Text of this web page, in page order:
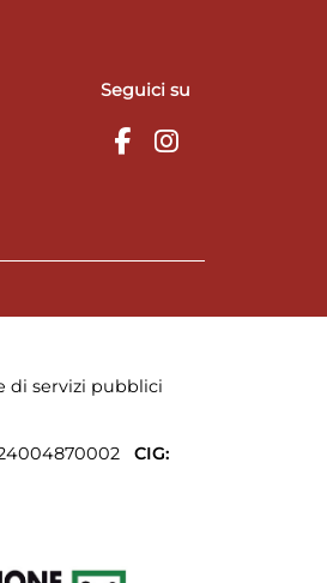
Seguici su
di servizi pubblici
CIG: